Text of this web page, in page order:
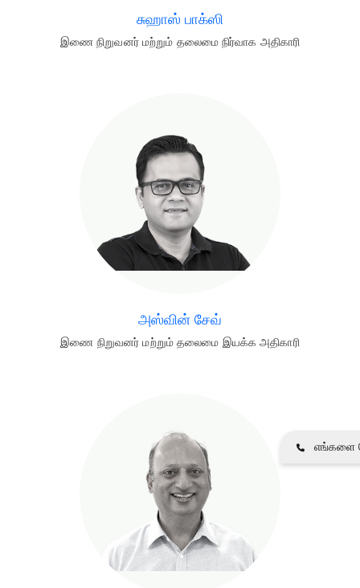
சுஹாஸ் பாக்ஸி
இணை நிறுவனர் மற்றும் தலைமை நிர்வாக அதிகாரி
அஸ்வின் சேவ்
இணை நிறுவனர் மற்றும் தலைமை இயக்க அதிகாரி
எங்களை